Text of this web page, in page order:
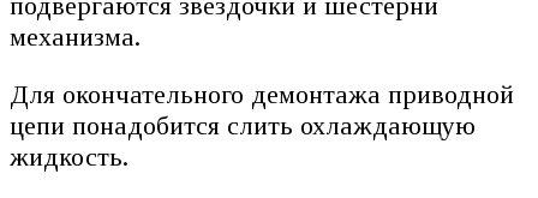
механизма.
Для окончательного демонтажа приводной
цепи понадобится слить охлаждающую
жидкость.